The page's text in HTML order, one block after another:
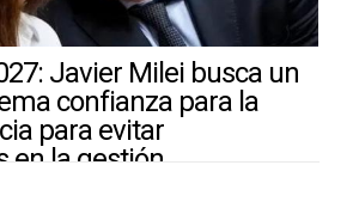
Javier Milei busca un
confianza para la
para evitar
en la gestión